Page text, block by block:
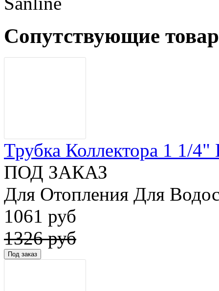
Сопутствующие
Трубка Коллектора 1 1/
ПОД ЗАКАЗ
Для Отопления Для
1061 руб
1326 руб